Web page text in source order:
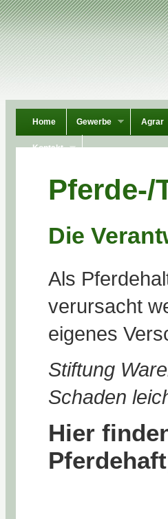
Home Gewerbe Agrar
Kontakt
Die
Als
verursacht
eigenes
Stiftung
Schaden
Hier